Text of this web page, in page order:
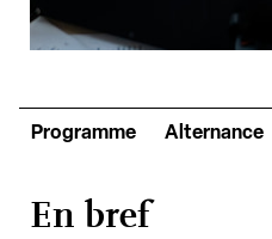
Programme Alternance
En bref